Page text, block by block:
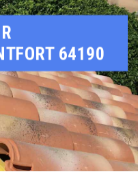
64190